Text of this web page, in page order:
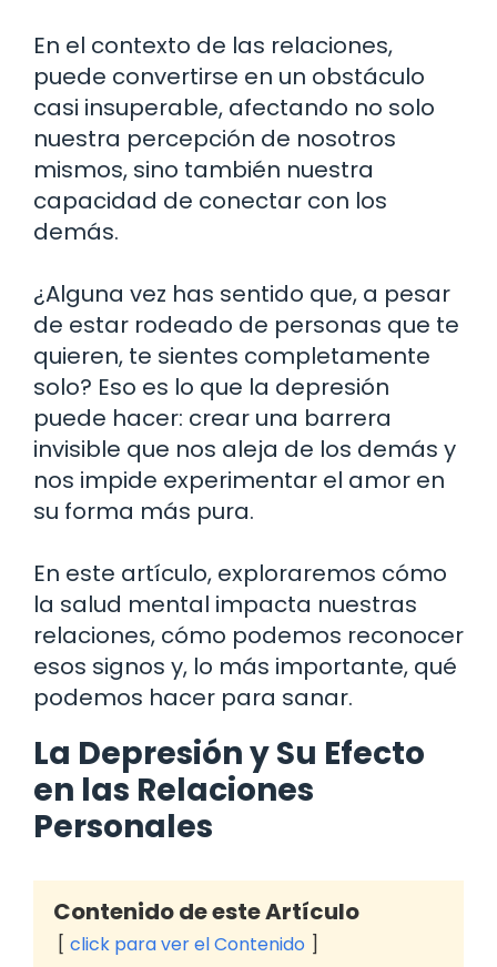
En el contexto de las relaciones,
puede convertirse en un obstáculo
casi insuperable, afectando no solo
nuestra percepción de nosotros
mismos, sino también nuestra
capacidad de conectar con los
demás.
¿Alguna vez has sentido que, a pesar
de estar rodeado de personas que te
quieren, te sientes completamente
solo? Eso es lo que la depresión
puede hacer: crear una barrera
invisible que nos aleja de los demás y
nos impide experimentar el amor en
su forma más pura.
En este artículo, exploraremos cómo
la salud mental impacta nuestras
relaciones, cómo podemos reconocer
esos signos y, lo más importante, qué
podemos hacer para sanar.
La Depresión y Su Efecto
en las Relaciones
Personales
Contenido de este Artículo
click para ver el Contenido